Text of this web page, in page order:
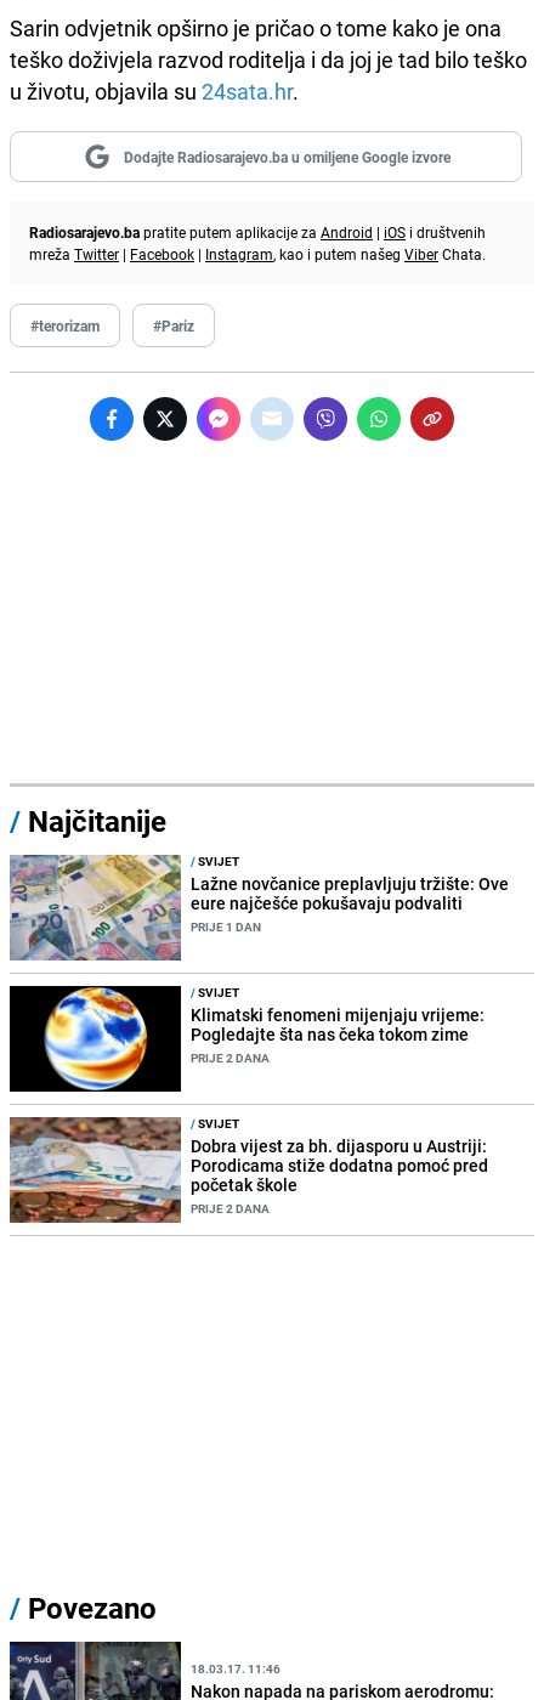
Sarin odvjetnik opširno je pričao o tome kako je ona
teško doživjela razvod roditelja i da joj je tad bilo teško
u životu, objavila su 24sata.hr.
Dodajte Radiosarajevo.ba u omiljene Google izvore
Radiosarajevo.bapratite putem aplikacije za Android | iOS i društvenih
mreža Twitter | Facebook | Instagram, kao i putem našeg ViberChata.
#terorizam #Pariz
/ Najčitanije
/SVIJET
Lažne novčanice preplavljuju tržište: Ove
eure najčešće pokušavaju podvaliti
PRIJE 1 DAN
/SVIJET
Klimatski fenomeni mijenjaju vrijeme:
Pogledajte šta nas čeka tokom zime
PRIJE 2 DANA
/SVIJET
Dobra vijest za bh. dijasporu u Austriji:
Porodicama stiže dodatna pomoć pred
početak škole
PRIJE 2 DANA
/ Povezano
18.03.17. 11:46
Nakon napada na pariskom aerodromu: